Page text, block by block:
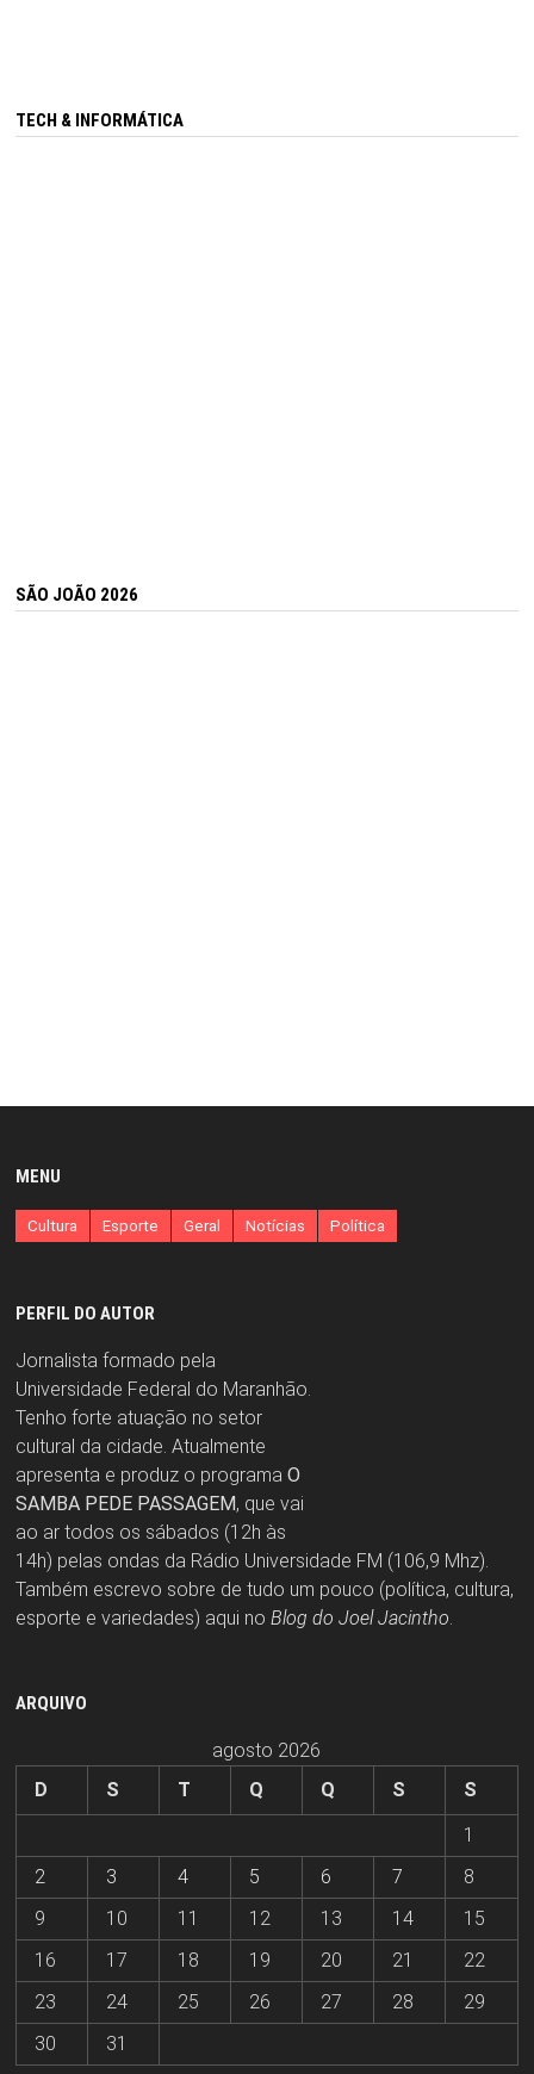
TECH & INFORMÁTICA
SÃO JOÃO 2026
MENU
Cultura Esporte Geral Notícias Política
PERFIL DO AUTOR
Jornalista formado pela
Universidade Federal do Maranhão.
Tenho forte atuação no setor
cultural da cidade. Atualmente
apresenta e produz o programa O
SAMBA PEDE PASSAGEM, que vai
ao ar todos os sábados (12h às
14h) pelas ondas da Rádio Universidade FM (106,9 Mhz).
Também escrevo sobre de tudo um pouco (política, cultura,
esporte e variedades) aqui no Blog do Joel Jacintho
ARQUIVO
agosto 2026
D
S T Q Q S
S
1
2
3 4 5 6 7
8
9
10 11 12 13 14
15
16
17 18 19 20 21
22
23
24 25 26 27 28
29
30
31